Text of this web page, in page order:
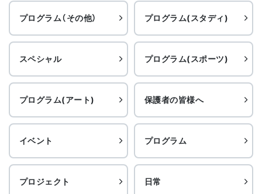
プログラム（その他） プログラム(スタディ)
スペシャル プログラム(スポーツ)
プログラム(アート) 保護者の皆様へ
イベント プログラム
プロジェクト 日常